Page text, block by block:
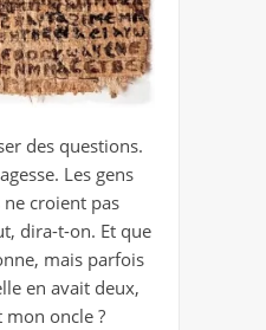
des questions.
Les gens
croient pas
dira-t-on. Et que
mais parfois
en avait deux,
mon oncle ?